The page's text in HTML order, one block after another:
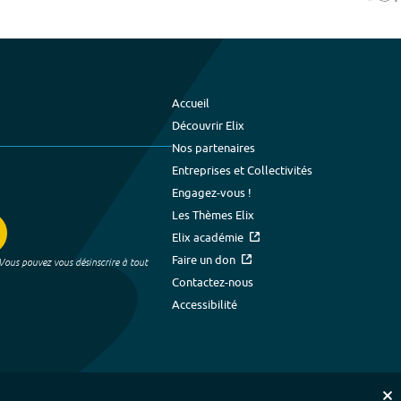
pouvez vous désinscrire à tout
Accueil
Découvrir Elix
Nos partenaires
Entreprises et Collectivités
Engagez-vous !
Les Thèmes Elix
Elix académie
Faire un don
Contactez-nous
Accessibilité